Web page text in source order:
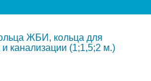
ЖБИ, кольца для
канализации (1;1,5;2 м.)